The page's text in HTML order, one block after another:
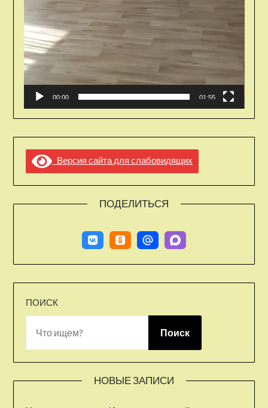
00:00 01:55
Версия сайта для слабовидящих
ПОДЕЛИТЬСЯ
ПОИСК
Поиск
НОВЫЕ ЗАПИСИ